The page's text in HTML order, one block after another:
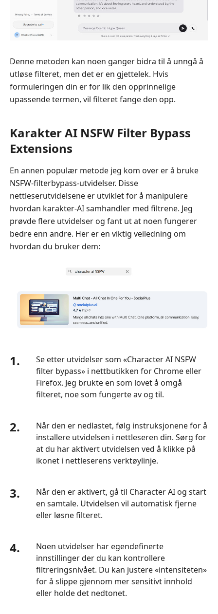
Denne metoden kan noen ganger bidra til å unngå å
utløse filteret, men det er en gjettelek. Hvis
formuleringen din er for lik den opprinnelige
upassende termen, vil filteret fange den opp.
Karakter AI NSFW Filter Bypass
Extensions
En annen populær metode jeg kom over er å bruke
NSFW-filterbypass-utvidelser. Disse
nettleserutvidelsene er utviklet for å manipulere
hvordan karakter-AI samhandler med filtrene. Jeg
prøvde flere utvidelser og fant ut at noen fungerer
bedre enn andre. Her er en viktig veiledning om
hvordan du bruker dem:
1.
Se etter utvidelser som «Character AI NSFW
filter bypass» i nettbutikken for Chrome eller
Firefox. Jeg brukte en som lovet å omgå
filteret, noe som fungerte av og til.
2.
Når den er nedlastet, følg instruksjonene for å
installere utvidelsen i nettleseren din. Sørg for
at du har aktivert utvidelsen ved å klikke på
ikonet i nettleserens verktøylinje.
3.
Når den er aktivert, gå til Character AI og start
en samtale. Utvidelsen vil automatisk fjerne
eller løsne filteret.
4.
Noen utvidelser har egendefinerte
innstillinger der du kan kontrollere
filtreringsnivået. Du kan justere «intensiteten»
for å slippe gjennom mer sensitivt innhold
eller holde det nedtonet.